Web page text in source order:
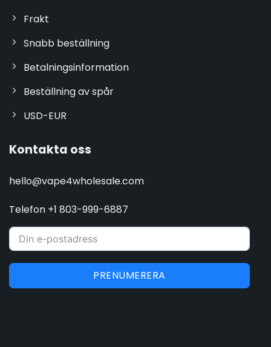
Frakt
Snabb beställning
Betalningsinformation
Beställning av spår
USD-EUR
Kontakta oss
hello@vape4wholesale.com
Telefon +1 803-999-6887
PRENUMERERA